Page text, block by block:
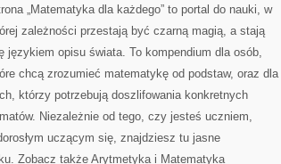
„Matematyka dla każdego” to portal do nauki, w
zależności przestają być czarną magią, a stają
językiem opisu świata. To kompendium dla osób,
chcą zrozumieć matematykę od podstaw, oraz dla
którzy potrzebują doszlifowania konkretnych
Niezależnie od tego, czy jesteś uczniem,
uczącym się, znajdziesz tu jasne
Zobacz także Arytmetyka i Matematyka